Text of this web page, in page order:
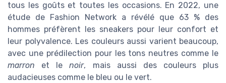
tous les goûts et toutes les occasions. En 2022, une
étude de Fashion Network a révélé que 63 % des
hommes préfèrent les sneakers pour leur confort et
leur polyvalence. Les couleurs aussi varient beaucoup,
avec une prédilection pour les tons neutres comme le
marron et lenoir, mais aussi des couleurs plus
audacieuses comme le bleu ou le vert.